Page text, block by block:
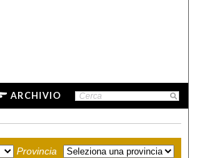
ARCHIVIO
Provincia